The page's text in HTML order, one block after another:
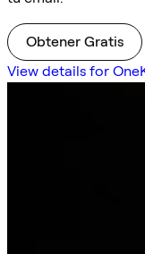
Obtener Gratis
View details for